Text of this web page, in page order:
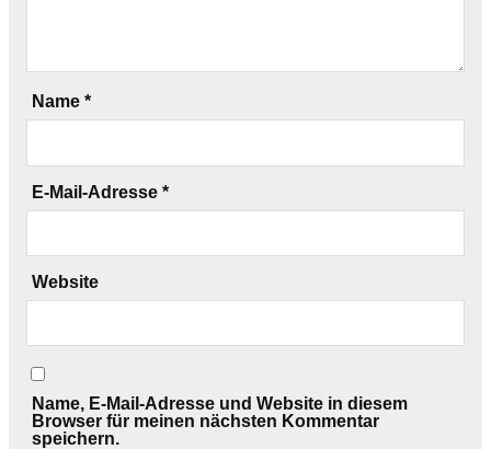
Name *
E-Mail-Adresse *
Website
Name, E-Mail-Adresse und Website in diesem
Browser für meinen nächsten Kommentar
speichern.